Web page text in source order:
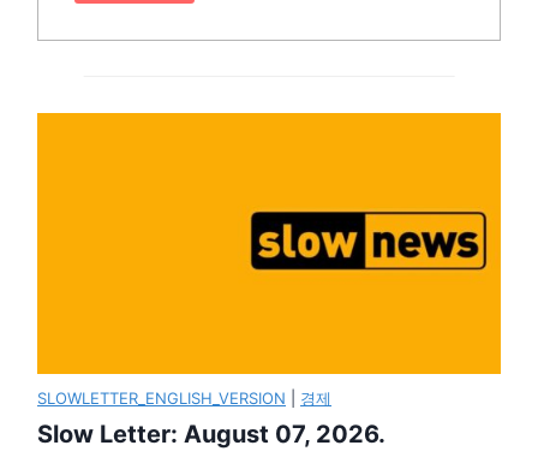
SLOWLETTER_ENGLISH_VERSION 경제
Slow Letter: August 07, 2026.